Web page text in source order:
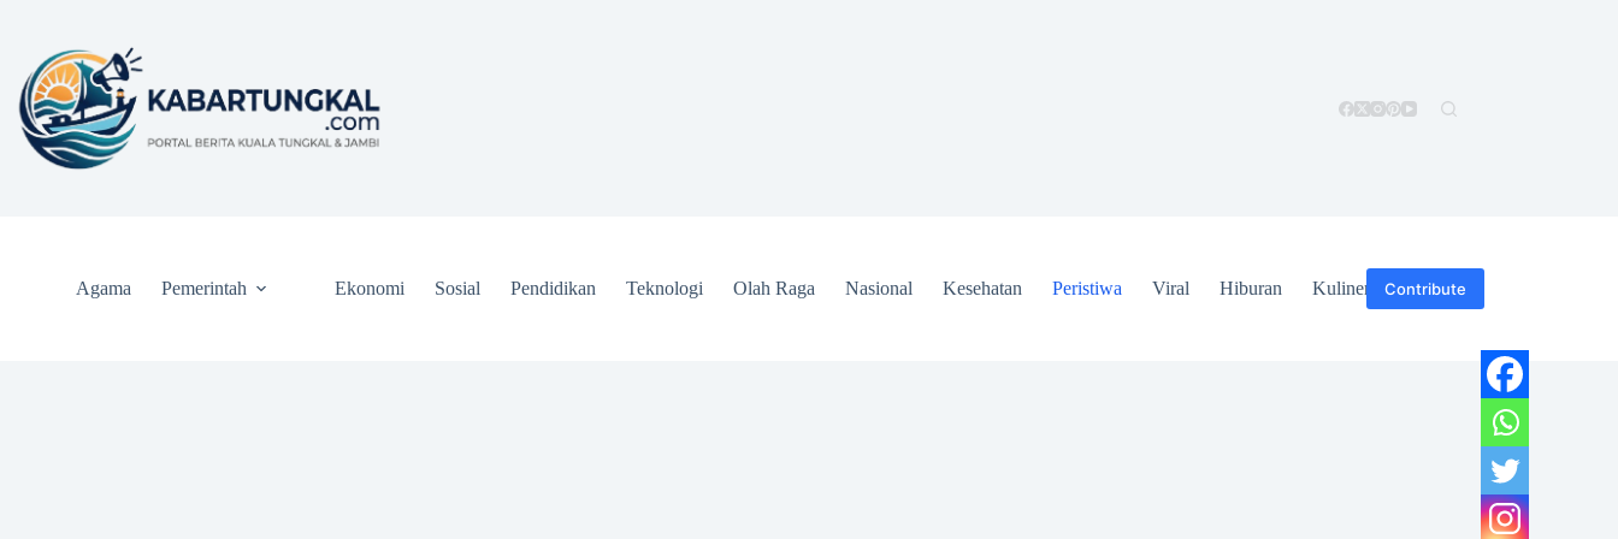
content
Agama Pemerintah Ekonomi Sosial Pendidikan Teknologi Olah Raga Nasional Kesehatan Peristiwa Viral Hiburan Kuliner Hukum
Contribute